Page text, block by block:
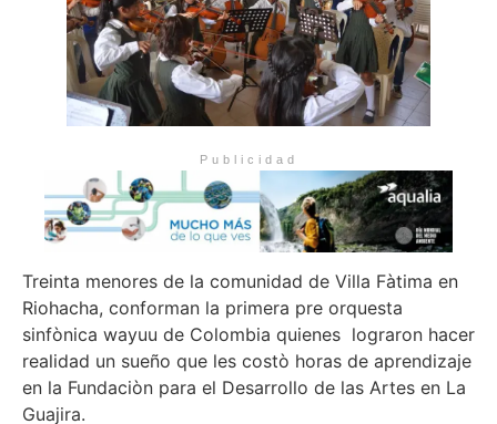
Publicidad
Treinta menores de la comunidad de Villa Fàtima en
Riohacha, conforman la primera pre orquesta
sinfònica wayuu de Colombia quienes lograron hacer
realidad un sueño que les costò horas de aprendizaje
en la Fundaciòn para el Desarrollo de las Artes en La
Guajira.